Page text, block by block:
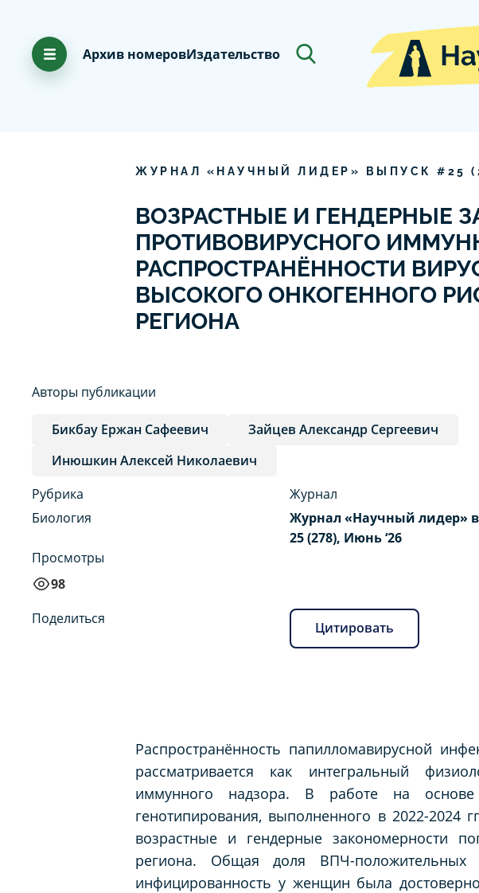
Архив номеровИздательство
ЖУРНАЛ «НАУЧНЫЙ ЛИДЕР» ВЫПУСК # 25 (
ВОЗРАСТНЫЕ И ГЕНДЕРНЫЕ
ПРОТИВОВИРУСНОГО
РАСПРОСТРАНЁННОСТИ
ВЫСОКОГО ОНКОГЕННОГО
РЕГИОНА
Авторы публикации
Бикбау Ержан Сафеевич
Зайцев Александр Сергеевич
Инюшкин Алексей Николаевич
Рубрика
Биология
Просмотры
98
Журнал
Журнал «Научный лидер»
25 (278), Июнь ‘26
Поделиться
Цитировать
Распространённость папилломавирусной
рассматривается как интегральный
иммунного надзора. В работе на основе
генотипирования, выполненного в 2022-2024
возрастные и гендерные закономерности
региона. Общая доля ВПЧ-
инфицированность у женщин была